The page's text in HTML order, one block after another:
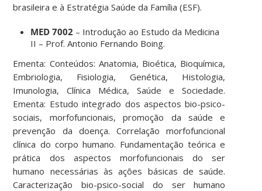
brasileira e à Estratégia Saúde da Família (ESF).
MED 7002 – Introdução ao Estudo da Medicina
II – Prof. Antonio Fernando Boing.
Ementa: Conteúdos: Anatomia, Bioética, Bioquímica,
Embriologia, Fisiologia, Genética, Histologia,
Imunologia, Clínica Médica, Saúde e Sociedade.
Ementa: Estudo integrado dos aspectos bio-psico-
sociais, morfofuncionais, promoção da saúde e
prevenção da doença. Correlação morfofuncional
clínica do corpo humano. Fundamentação teórica e
prática dos aspectos morfofuncionais do ser
humano necessárias às ações básicas de saúde.
Caracterização bio-psico-social do ser humano